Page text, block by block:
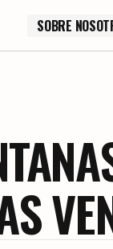
SOBRE
SOBRE